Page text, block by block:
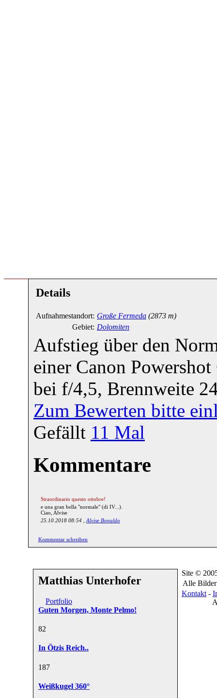
Details
Aufnahmestandort: Große Fermeda (2873 m)
Gebiet: Dolomiten
Aufstieg über den
einer Canon
bei f/4,5, Brennweite
Zum Bewerten bitte
Gefällt 11 Mal
Kommentare
Straordinario questo ottobre!
e una gran bella "normale" (di IV...).
Ciao, Alvise
25.10.2018 08:54 , Alvise Bonaldo
Kommentar schreiben
Matthias Unterhofer
Portfolio
Guten Morgen, Monte Pelmo!
82
In Ötzis Reich..
187
Weißkugel 360°
Site ©
Alle Bilder
Kontakt -